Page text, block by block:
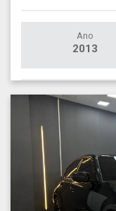
Ano
2013